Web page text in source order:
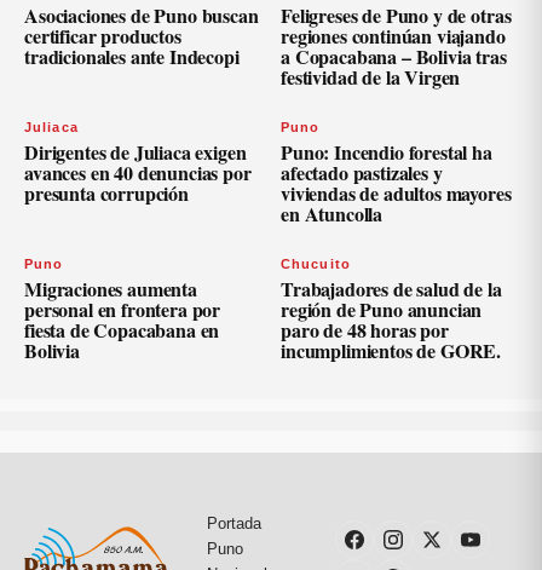
Asociaciones de Puno buscan
certificar productos
tradicionales ante Indecopi
Feligreses de Puno y de otras
regiones continúan viajando
a Copacabana – Bolivia tras
festividad de la Virgen
Juliaca
Dirigentes de Juliaca exigen
avances en 40 denuncias por
presunta corrupción
Puno
Puno: Incendio forestal ha
afectado pastizales y
viviendas de adultos mayores
en Atuncolla
Puno
Migraciones aumenta
personal en frontera por
fiesta de Copacabana en
Bolivia
Chucuito
Trabajadores de salud de la
región de Puno anuncian
paro de 48 horas por
incumplimientos de GORE.
Portada
Puno